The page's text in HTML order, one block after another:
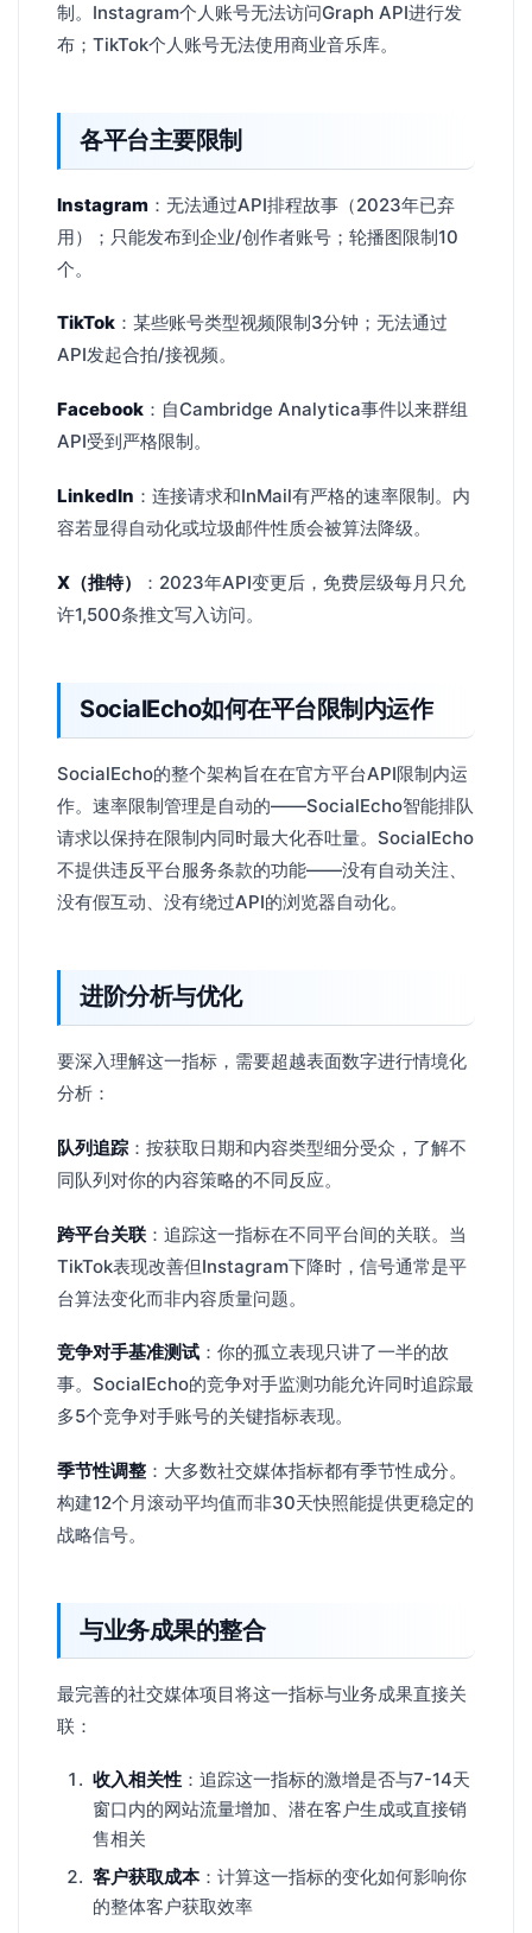
制。Instagram个人账号无法访问Graph API进行发
布；TikTok个人账号无法使用商业音乐库。
各平台主要限制
Instagram ：无法通过API排程故事（2023年已弃
用）；只能发布到企业/创作者账号；轮播图限制10
个。
TikTok ：某些账号类型视频限制3分钟；无法通过
API发起合拍/接视频。
Facebook ：自Cambridge Analytica事件以来群组
API受到严格限制。
LinkedIn ：连接请求和InMail有严格的速率限制。内
容若显得自动化或垃圾邮件性质会被算法降级。
X（推特）
：2023年API变更后，免费层级每月只允
许1,500条推文写入访问。
SocialEcho如何在平台限制内运作
SocialEcho的整个架构旨在在官方平台API限制内运
作。速率限制管理是自动的——SocialEcho智能排队
请求以保持在限制内同时最大化吞吐量。SocialEcho
不提供违反平台服务条款的功能——没有自动关注、
没有假互动、没有绕过API的浏览器自动化。
进阶分析与优化
要深入理解这一指标，需要超越表面数字进行情境化
分析：
队列追踪 ：按获取日期和内容类型细分受众，了解不
同队列对你的内容策略的不同反应。
跨平台关联 ：追踪这一指标在不同平台间的关联。当
TikTok表现改善但Instagram下降时，信号通常是平
台算法变化而非内容质量问题。
竞争对手基准测试 ：你的孤立表现只讲了一半的故
事。SocialEcho的竞争对手监测功能允许同时追踪最
多5个竞争对手账号的关键指标表现。
季节性调整 ：大多数社交媒体指标都有季节性成分。
构建12个月滚动平均值而非30天快照能提供更稳定的
战略信号。
与业务成果的整合
最完善的社交媒体项目将这一指标与业务成果直接关
联：
收入相关性 ：追踪这一指标的激增是否与7-14天
窗口内的网站流量增加、潜在客户生成或直接销
售相关
客户获取成本：计算这一指标的变化如何影响你
的整体客户获取效率